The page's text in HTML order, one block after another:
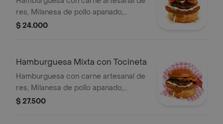
res, Milanesa de pollo apanado,
Cebolla caramelizada, Lechuga
$ 24.000
Hamburguesa Mixta con Tocineta
Hamburguesa con carne artesanal de
res, Milanesa de pollo apanado,
Tocineta, Cebolla caramelizada,
$ 27.500